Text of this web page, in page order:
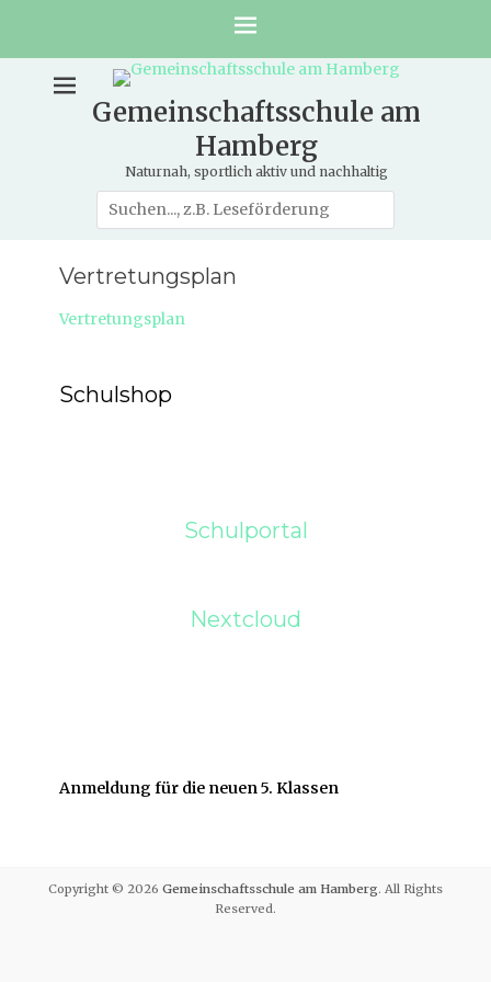
Gemeinschaftsschule am
Hamberg
Naturnah, sportlich aktiv und nachhaltig
Suche
nach:
Vertretungsplan
Vertretungsplan
Schulshop
Schulportal
Nextcloud
Anmeldung für die neuen 5. Klassen
Copyright © 2026 Gemeinschaftsschule am Hamberg. All Rights
Reserved.